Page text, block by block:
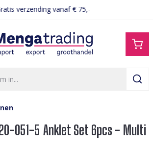
verzending vanaf € 75,-
051-5 Anklet Set 6pcs - Multi